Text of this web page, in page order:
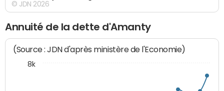
© JDN 2026
Annuité de la dette d'Amanty
(Source : JDN d'après ministère de l'Economie)
8k